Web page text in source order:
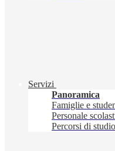
Servizi
Panoramica
Famiglie e
Personale
Percorsi di studio